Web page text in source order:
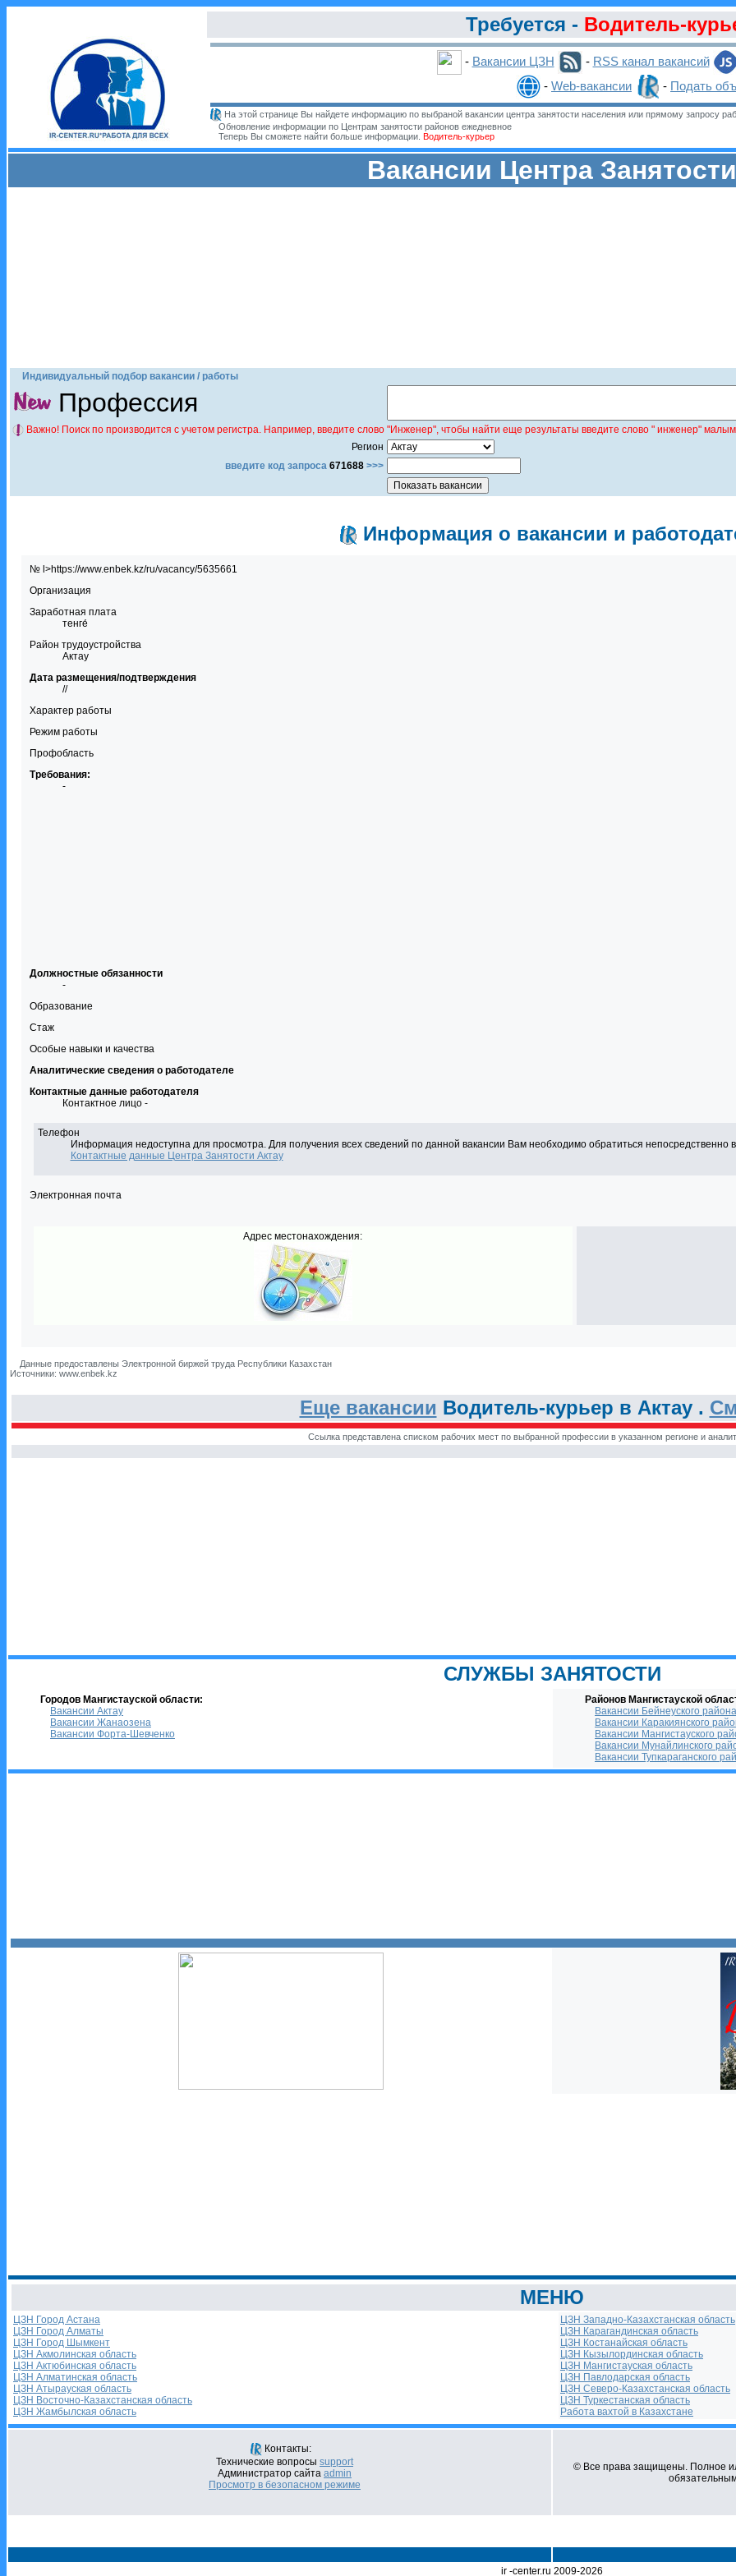
Требуется - Водитель-
- Вакансии ЦЗН - RSS канал вакансий
- Web-вакансии - Подать
На этой странице Вы найдете информацию по выбраной вакансии центра занятости населения или прямому запросу
Обновление информации по Центрам занятости районов ежедневное
Теперь Вы сможете найти больше информации. Водитель-курьер
Вакансии Центра Занятости
Индивидуальный подбор вакансии / работы
Профессия
Важно! Поиск по производится с учетом регистра. Например, введите слово "Инженер", чтобы найти еще результаты введите слово " инженер"
Регион
введите код запроса 671688 >>>
Информация о вакансии и
№ l>https://www.enbek.kz/ru/vacancy/5635661
Организация
Заработная плата
тенге́
Район трудоустройства
Актау
Дата размещения/подтверждения
//
Характер работы
Режим работы
Профобласть
Требования:
-
Должностные обязанности
-
Образование
Стаж
Особые навыки и качества
Аналитические сведения о работодателе
Контактные данные работодателя
Контактное лицо -
Телефон
Информация недоступна для просмотра. Для получения всех сведений по данной вакансии Вам необходимо обратиться
Контактные данные Центра Занятости Актау
Электронная почта
Адрес местонахождения:
Данные предоставлены Электронной биржей труда Республики Казахстан
Источники: www.enbek.kz
Еще вакансии Водитель-курьер в Актау .
Ссылка представлена списком рабочих мест по выбранной профессии в указанном регионе и
СЛУЖБЫ ЗАНЯТОСТИ
Городов Мангистауской области:
Вакансии Актау
Вакансии Жанаозена
Вакансии Форта-Шевченко
Районов Мангистауской
Вакансии Бейнеуского района
Вакансии Каракиянского
Вакансии Мангистауского
Вакансии Мунайлинского
Вакансии Тупкараганского
МЕНЮ
ЦЗН Город Астана
ЦЗН Город Алматы
ЦЗН Город Шымкент
ЦЗН Акмолинская область
ЦЗН Актюбинская область
ЦЗН Алматинская область
ЦЗН Атырауская область
ЦЗН Восточно-Казахстанская область
ЦЗН Жамбылская область
ЦЗН Западно-Казахстанская область
ЦЗН Карагандинская область
ЦЗН Костанайская область
ЦЗН Кызылординская область
ЦЗН Мангистауская область
ЦЗН Павлодарская область
ЦЗН Северо-Казахстанская область
ЦЗН Туркестанская область
Работа вахтой в Казахстане
Контакты:
Технические вопросы support
Администратор сайта admin
Просмотр в безопасном режиме
© Все права защищены. Полное
ir -center.ru 2009-2026